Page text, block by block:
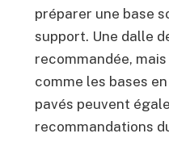
préparer une base
support. Une dalle
recommandée,
comme les bases
pavés peuvent
recommandations